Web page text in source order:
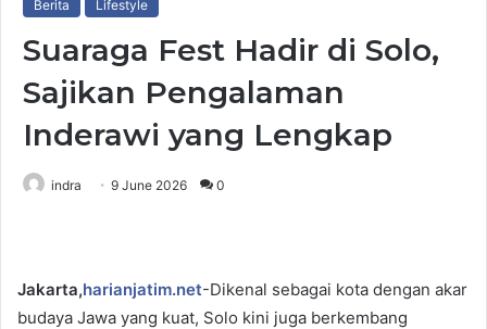
Berita Lifestyle
Suaraga Fest Hadir di Solo,
Sajikan Pengalaman
Inderawi yang Lengkap
indra 9 June 2026 0
Jakarta,harianjatim.net-Dikenal sebagai kota dengan akar
budaya Jawa yang kuat, Solo kini juga berkembang